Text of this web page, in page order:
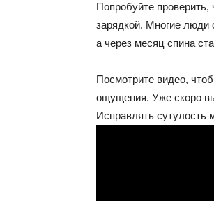
Попробуйте проверить,
зарядкой. Многие люди
а через месяц спина
Посмотрите видео,
ощущения. Уже скоро вы
Исправлять сутулость